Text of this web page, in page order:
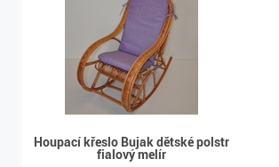
Houpací křeslo Bujak dětské polstr
fialový melír